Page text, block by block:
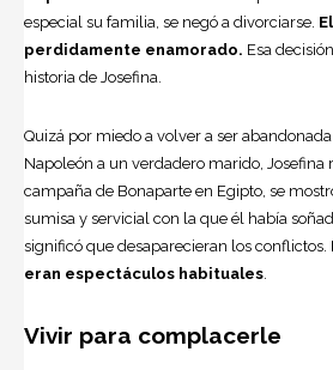
especial su familia, se negó a divorciarse.
perdidamente enamorado. Esa
historia de Josefina.
Quizá por miedo a volver a ser
Napoleón a un verdadero marido, Josefina
campaña de Bonaparte en Egipto, se
sumisa y servicial con la que él había
significó que desaparecieran los conflictos.
eran espectáculos habituales.
Vivir para complacerle